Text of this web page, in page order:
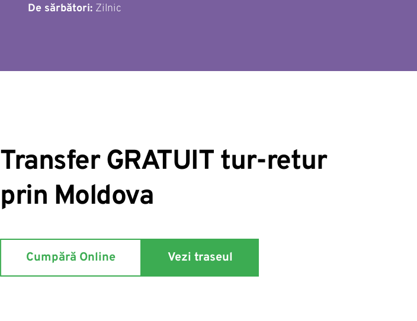
De sărbători: Zilnic
Transfer GRATUIT tur-retur
prin Moldova
Cumpără Online Vezi traseul